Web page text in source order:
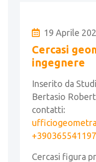
19 Aprile
Cercasi
ingegnere
Inserito da
Bertasio
contatti:
+390365541197
Cercasi figura